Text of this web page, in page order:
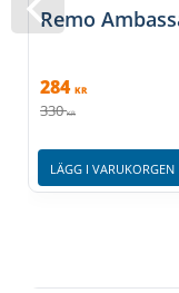
Remo
284 KR
330 KR
LÄGG I VARUKORGEN